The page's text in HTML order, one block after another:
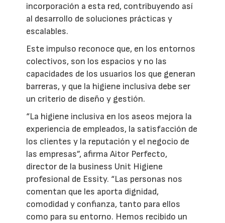
incorporación a esta red, contribuyendo así
al desarrollo de soluciones prácticas y
escalables.
Este impulso reconoce que, en los entornos
colectivos, son los espacios y no las
capacidades de los usuarios los que generan
barreras, y que la higiene inclusiva debe ser
un criterio de diseño y gestión.
“La higiene inclusiva en los aseos mejora la
experiencia de empleados, la satisfacción de
los clientes y la reputación y el negocio de
las empresas”, afirma Aitor Perfecto,
director de la business Unit Higiene
profesional de Essity. “Las personas nos
comentan que les aporta dignidad,
comodidad y confianza, tanto para ellos
como para su entorno. Hemos recibido un